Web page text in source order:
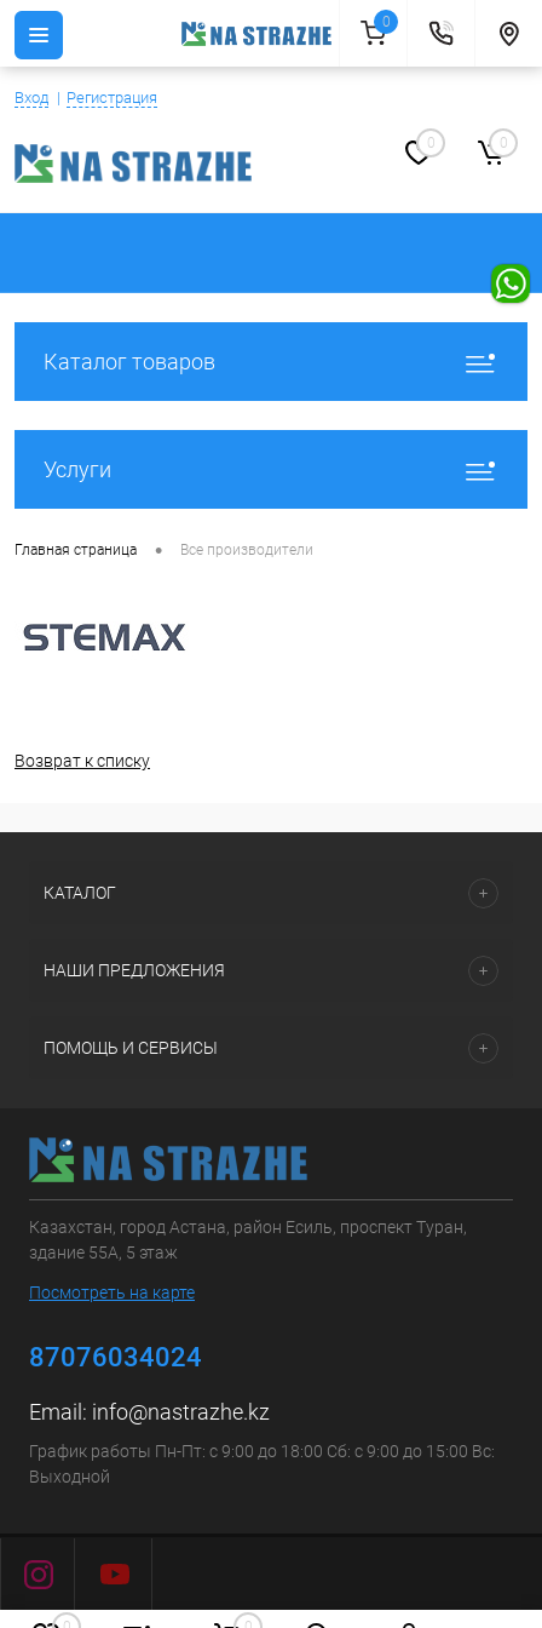
Вход Регистрация
0 0
Каталог товаров
Услуги
Главная страница • Все производители
Возврат к списку
КАТАЛОГ
НАШИ ПРЕДЛОЖЕНИЯ
ПОМОЩЬ И СЕРВИСЫ
Казахстан, город Астана, район Есиль, проспект Туран,
здание 55А, 5 этаж
Посмотреть на карте
87076034024
Email: info@nastrazhe.kz
График работы Пн-Пт: с 9:00 до 18:00 Сб: с 9:00 до 15:00 Вс:
Выходной
0